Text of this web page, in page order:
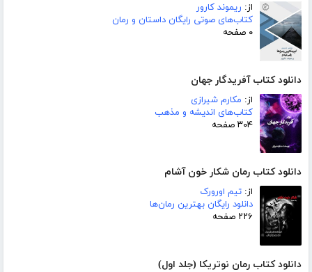
از: ریموند کارور
کتاب‌های صوتی رایگان داستان و رمان
۰ صفحه
دانلود کتاب آفریدگار جهان
از: مکارم شیرازی
کتاب‌های اندیشه و مذهب
۳۰۴ صفحه
دانلود کتاب رمان شکار خون آشام
از: تیم اورورک
دانلود رایگان بهترین رمان‌ها
۲۲۶ صفحه
دانلود کتاب رمان نوتریکا (جلد اول)